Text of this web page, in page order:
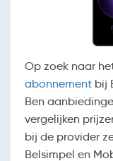
Op zoek naar
abonnement bij
Ben
vergelijken
bij de provider
Belsimpel en